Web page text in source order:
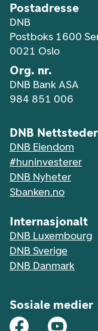
Postadresse
DNB
Postboks 1600
0021 Oslo
Org. nr.
DNB Bank ASA
984 851 006
DNB Nettsteder
DNB Eiendom
#huninvesterer
DNB Nyheter
Sbanken.no
Internasjonalt
DNB Luxembourg
DNB Sverige
DNB Danmark
Sosiale medier